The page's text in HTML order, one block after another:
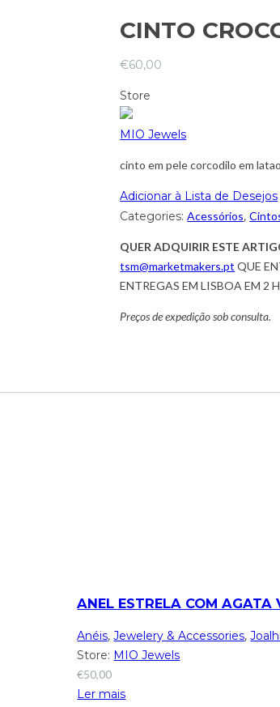
CINTO
€60,00
Store
MIO Jewels
cinto em pele corcodilo em latao
Adicionar à Lista de Desejos
Categories:Acessórios,
QUER ADQUIRIR ESTE
tsm@marketmakers.pt QUE
ENTREGAS EM LISBOA EM 2
Preços de expedição sob consulta.
ANEL ESTRELA COM AGATA
Anéis,Jewelery & Accessories,
Store: MIO Jewels
€50,00
Ler mais